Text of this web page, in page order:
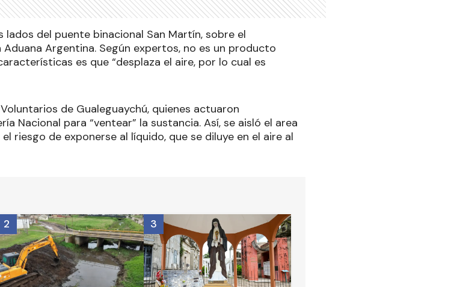
lados del puente binacional San Martín, sobre el
Argentina. Según expertos, no es un producto
es que “desplaza el aire, por lo cual es
de Gualeguaychú, quienes actuaron
Nacional para “ventear” la sustancia. Así, se aisló el area
riesgo de exponerse al líquido, que se diluye en el aire al
2 3